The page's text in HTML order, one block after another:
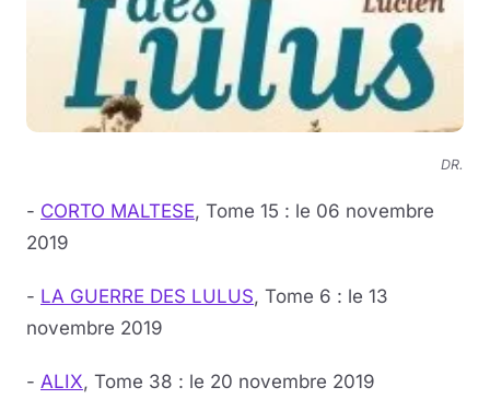
DR.
- CORTO MALTESE, Tome 15 : le 06 novembre
2019
- LA GUERRE DES LULUS, Tome 6 : le 13
novembre 2019
- ALIX, Tome 38 : le 20 novembre 2019